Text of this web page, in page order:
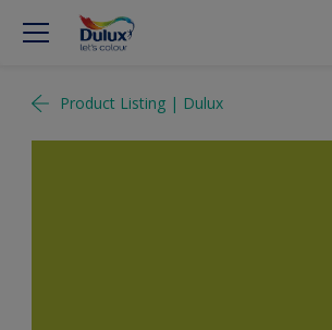
Product Listing | Dulux